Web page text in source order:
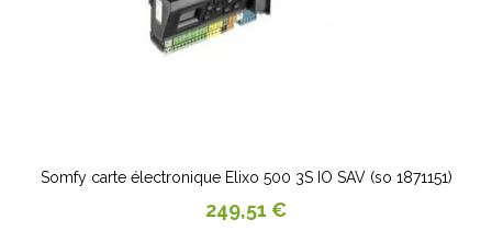
Somfy carte électronique Elixo 500 3S IO SAV (so 1871151)
Prix
249,51 €